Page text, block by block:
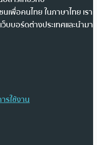
เพื่อคนไทย ในภาษาไทย เรา
บบอร์ดต่างประเทศและนำมา
รใช้งาน